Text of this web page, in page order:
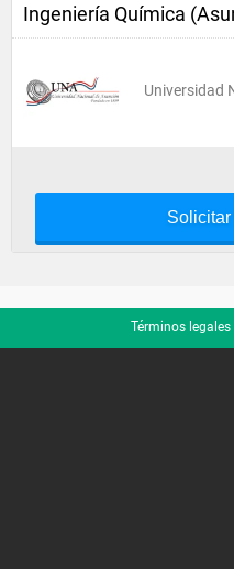
Ingeniería Química
Universidad
Términos